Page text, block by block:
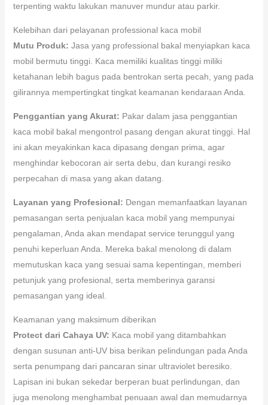
terpenting waktu lakukan manuver mundur atau parkir.
Kelebihan dari pelayanan professional kaca mobil
Mutu Produk: Jasa yang professional bakal menyiapkan kaca
mobil bermutu tinggi. Kaca memiliki kualitas tinggi miliki
ketahanan lebih bagus pada bentrokan serta pecah, yang pada
gilirannya mempertingkat tingkat keamanan kendaraan Anda.
Penggantian yang Akurat: Pakar dalam jasa penggantian
kaca mobil bakal mengontrol pasang dengan akurat tinggi. Hal
ini akan meyakinkan kaca dipasang dengan prima, agar
menghindar kebocoran air serta debu, dan kurangi resiko
perpecahan di masa yang akan datang.
Layanan yang Profesional: Dengan memanfaatkan layanan
pemasangan serta penjualan kaca mobil yang mempunyai
pengalaman, Anda akan mendapat service terunggul yang
penuhi keperluan Anda. Mereka bakal menolong di dalam
memutuskan kaca yang sesuai sama kepentingan, memberi
petunjuk yang profesional, serta memberinya garansi
pemasangan yang ideal.
Keamanan yang maksimum diberikan
Protect dari Cahaya UV: Kaca mobil yang ditambahkan
dengan susunan anti-UV bisa berikan pelindungan pada Anda
serta penumpang dari pancaran sinar ultraviolet beresiko.
Lapisan ini bukan sekedar berperan buat perlindungan, dan
juga menolong menghambat penuaan awal dan memudarnya